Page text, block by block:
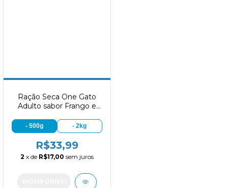
Ração Seca One Gato
Adulto sabor Frango e
- 500g - 2kg
R$33,99
2 x de R$17,00 sem juros